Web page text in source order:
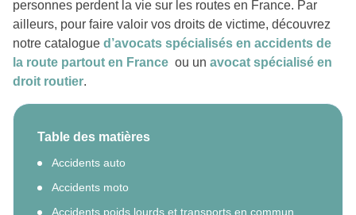
personnes perdent la vie sur les routes en France. Par
ailleurs, pour faire valoir vos droits de victime, découvrez
notre catalogue d’avocats spécialisés en accidents de
la route partout en France ou un avocat spécialisé en
droit routier.
Table des matières
Accidents auto
Accidents moto
Accidents poids lourds et transports en commun